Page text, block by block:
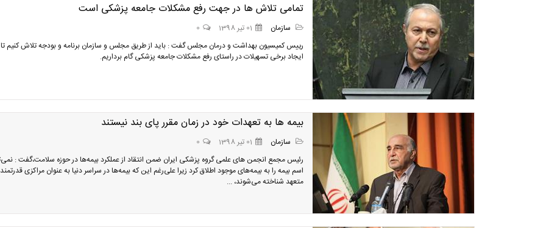
تمامی تلاش ها در جهت رفع مشکلات جامعه پزشکی است
سازمان 01 تیر 1398
0
رییس کمیسیون بهداشت و درمان مجلس گفت : باید از طریق مجلس و سازمان برنامه و بودجه تلاش کنیم تا
ایجاد برخی تسهیلات در راستای رفع مشکلات جامعه پزشکی گام برداریم.
بیمه ها به تعهدات خود در زمان مقرر پای بند نیستند
سازمان 01 تیر 1398
0
رئیس مجمع انجمن های علمی گروه پزشکی ایران ضمن انتقاد از عملکرد بیمه‌ها در حوزه سلامت،گفت :
اسم بیمه را به بیمه‌های موجود اطلاق کرد زیرا علی‌رغم این که بیمه‌ها در سراسر دنیا به عنوان مراکزی
متعهد شناخته می‌شوند، ...